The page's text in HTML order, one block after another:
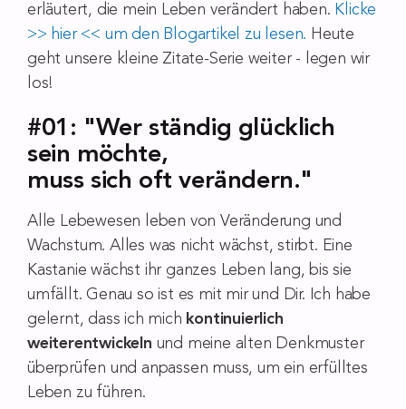
erläutert, die mein Leben verändert haben. Klicke
>> hier << um den Blogartikel zu lesen. Heute
geht unsere kleine Zitate-Serie weiter - legen wir
los!
#01: "Wer ständig glücklich
sein möchte,
muss sich oft verändern."
Alle Lebewesen leben von Veränderung und
Wachstum. Alles was nicht wächst, stirbt. Eine
Kastanie wächst ihr ganzes Leben lang, bis sie
umfällt. Genau so ist es mit mir und Dir. Ich habe
gelernt, dass ich mich kontinuierlich
weiterentwickeln und meine alten Denkmuster
überprüfen und anpassen muss, um ein erfülltes
Leben zu führen.